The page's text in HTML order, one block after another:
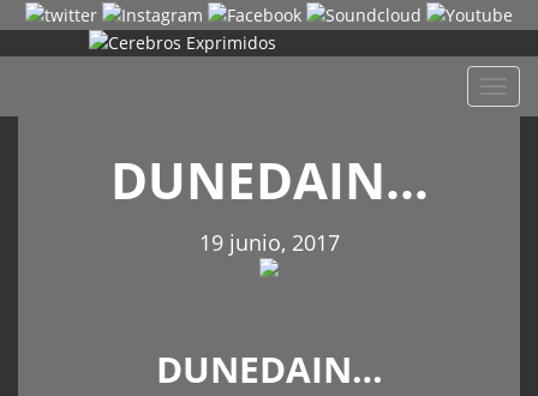
DUNEDAIN…
19 junio, 2017
DUNEDAIN…